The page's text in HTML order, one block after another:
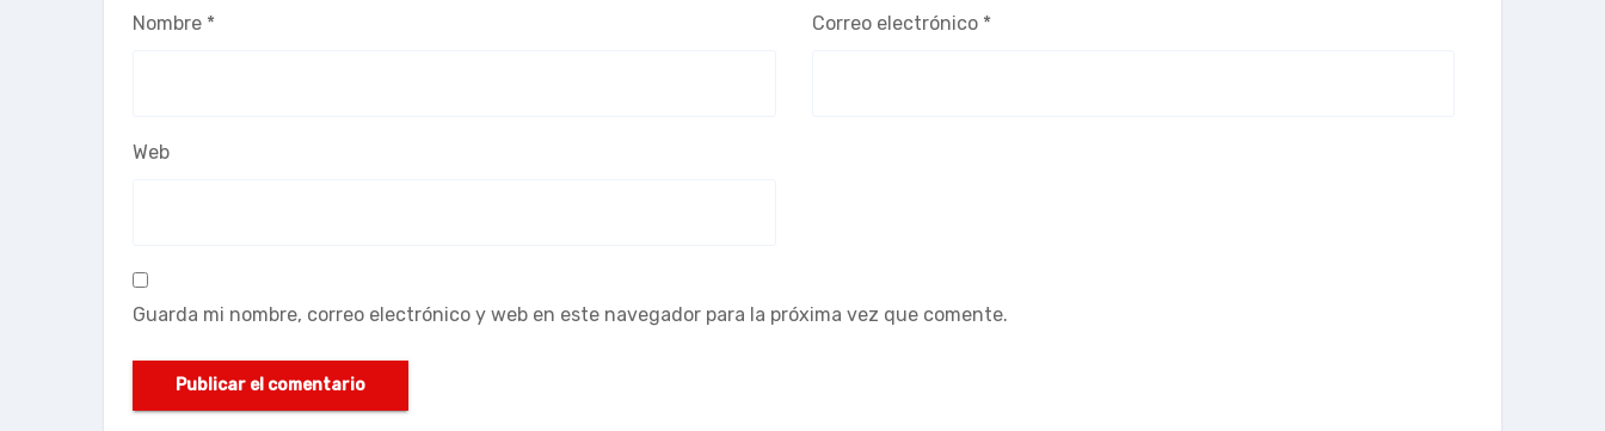
Nombre * Correo electrónico *
Web
Guarda mi nombre, correo electrónico y web en este navegador para la próxima vez que comente.